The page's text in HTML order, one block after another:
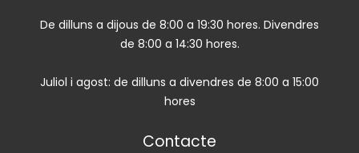
De dilluns a dijous de 8:00 a 19:30 hores. Divendres
de 8:00 a 14:30 hores.
Juliol i agost: de dilluns a divendres de 8:00 a 15:00
hores
Contacte